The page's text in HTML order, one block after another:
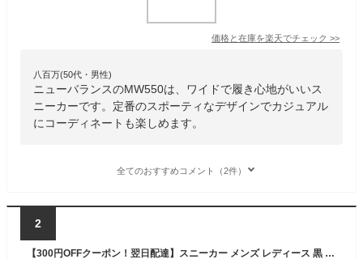
価格と在庫を楽天でチェック >>
八百万(50代・男性)
ニューバランスのMW550は、ワイドで履き心地がいいス
ニーカーです。定番のスポーティなデザインでカジュアル
にコーディネートも楽しめます。
全てのおすすめコメント（2件）
2
【300円OFFクーポン！翌日配達】スニーカー メンズ レディース 黒 おしゃれ メッシュ 厚底 ウォーキングシューズ 靴 幅広 歩きやすい 中学生 シューズ スポーツシューズ カジュアル ウォーキング ジュニア 通勤 通学 弾力性 通気性 運動靴 疲れにくい 超軽量